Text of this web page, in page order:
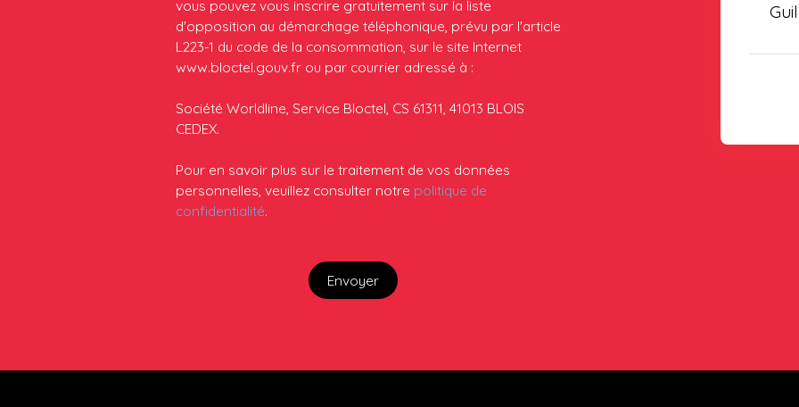
vous pouvez vous inscrire gratuitement sur la liste
d'opposition au démarchage téléphonique, prévu par l'article
L223-1 du code de la consommation, sur le site Internet
www.bloctel.gouv.fr ou par courrier adressé à :
Société Worldline, Service Bloctel, CS 61311, 41013 BLOIS
CEDEX.
Pour en savoir plus sur le traitement de vos données
personnelles, veuillez consulter notre politique de
confidentialité.
Envoyer